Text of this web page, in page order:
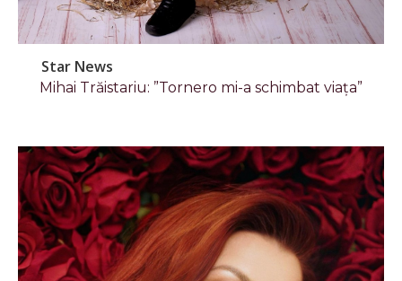
Star News
Mihai Trăistariu: ”Tornero mi-a schimbat viața”